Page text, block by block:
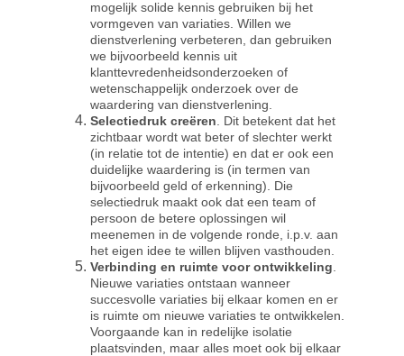
mogelijk solide kennis gebruiken bij het
vormgeven van variaties. Willen we
dienstverlening verbeteren, dan gebruiken
we bijvoorbeeld kennis uit
klanttevredenheidsonderzoeken of
wetenschappelijk onderzoek over de
waardering van dienstverlening.
Selectiedruk creëren . Dit betekent dat het
zichtbaar wordt wat beter of slechter werkt
(in relatie tot de intentie) en dat er ook een
duidelijke waardering is (in termen van
bijvoorbeeld geld of erkenning). Die
selectiedruk maakt ook dat een team of
persoon de betere oplossingen wil
meenemen in de volgende ronde, i.p.v. aan
het eigen idee te willen blijven vasthouden.
Verbinding en ruimte voor ontwikkeling
Nieuwe variaties ontstaan wanneer
succesvolle variaties bij elkaar komen en er
is ruimte om nieuwe variaties te ontwikkelen.
Voorgaande kan in redelijke isolatie
plaatsvinden, maar alles moet ook bij elkaar